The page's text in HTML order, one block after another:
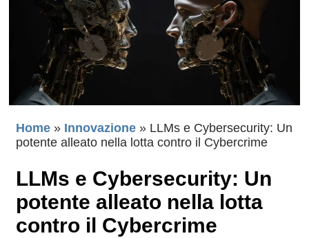
Home » Innovazione » LLMs e Cybersecurity: Un
potente alleato nella lotta contro il Cybercrime
LLMs e Cybersecurity: Un
potente alleato nella lotta
contro il Cybercrime